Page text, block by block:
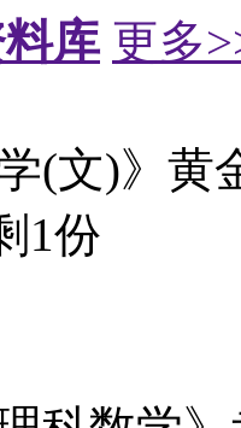
库 更多
(文)》黄
1份